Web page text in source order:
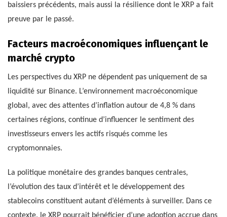
baissiers précédents, mais aussi la résilience dont le XRP a fait
preuve par le passé.
Facteurs macroéconomiques influençant le
marché crypto
Les perspectives du XRP ne dépendent pas uniquement de sa
liquidité sur Binance. L’environnement macroéconomique
global, avec des attentes d’inflation autour de 4,8 % dans
certaines régions, continue d’influencer le sentiment des
investisseurs envers les actifs risqués comme les
cryptomonnaies.
La politique monétaire des grandes banques centrales,
l’évolution des taux d’intérêt et le développement des
stablecoins constituent autant d’éléments à surveiller. Dans ce
contexte, le XRP pourrait bénéficier d’une adoption accrue dans